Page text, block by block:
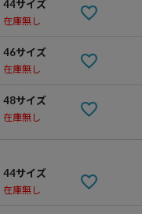
44サイズ
在庫無し
46サイズ
在庫無し
48サイズ
在庫無し
44サイズ
在庫無し